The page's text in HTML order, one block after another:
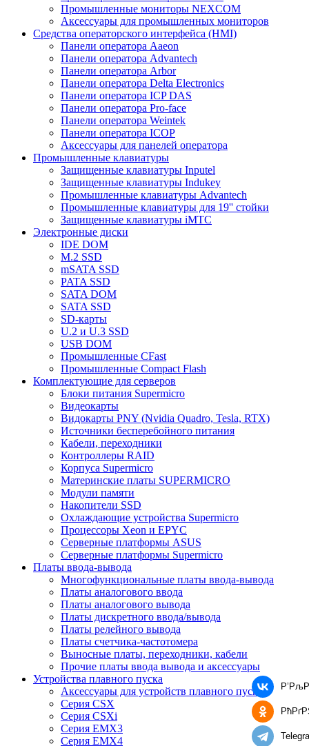
Промышленные мониторы NEXCOM
Аксессуары для промышленных мониторов
Средства операторского интерфейса (HMI)
Панели оператора Aaeon
Панели оператора Advantech
Панели оператора Arbor
Панели оператора Delta Electronics
Панели оператора ICP DAS
Панели оператора Pro-face
Панели оператора Weintek
Панели оператора ICOP
Аксессуары для панелей оператора
Промышленные клавиатуры
Защищенные клавиатуры Inputel
Защищенные клавиатуры Indukey
Промышленные клавиатуры Advantech
Промышленные клавиатуры для 19'' стойки
Защищенные клавиатуры iMTC
Электронные диски
IDE DOM
M.2 SSD
mSATA SSD
PATA SSD
SATA DOM
SATA SSD
SD-карты
U.2 и U.3 SSD
USB DOM
Промышленные CFast
Промышленные Compact Flash
Комплектующие для серверов
Блоки питания Supermicro
Видеокарты
Видокарты PNY (Nvidia Quadro, Tesla, RTX)
Источники бесперебойного питания
Кабели, переходники
Контроллеры RAID
Корпуса Supermicro
Материнские платы SUPERMICRO
Модули памяти
Накопители SSD
Охлаждающие устройства Supermicro
Процессоры Xeon и EPYC
Серверные платформы ASUS
Серверные платформы Supermicro
Платы ввода-вывода
Многофункциональные платы ввода-вывода
Платы аналогового ввода
Платы аналогового вывода
Платы дискретного ввода/вывода
Платы релейного вывода
Платы счетчика-частотомера
Выносные платы, переходники, кабели
Прочие платы ввода вывода и аксессуары
Устройства плавного пуска
Аксессуары для устройств плавного пуска
Серия CSX
Серия CSXi
Серия EMX3
Серия EMX4